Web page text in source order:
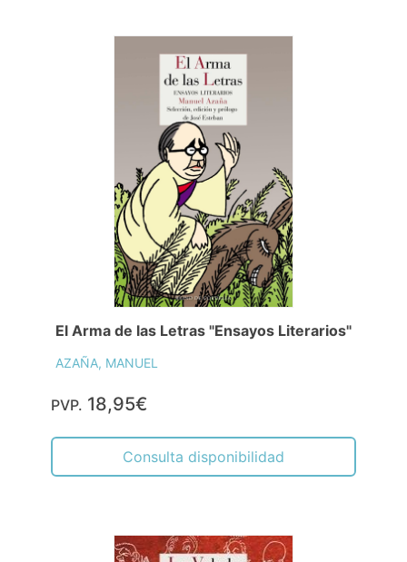
El Arma de las Letras "Ensayos Literarios"
AZAÑA, MANUEL
PVP. 18,95€
Consulta disponibilidad